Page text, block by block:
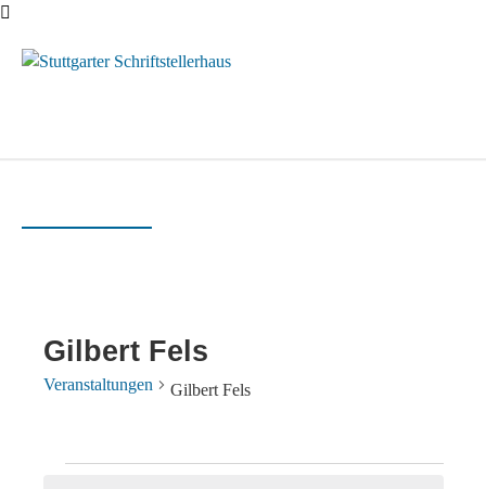
Gilbert Fels
Veranstaltungen Gilbert Fels